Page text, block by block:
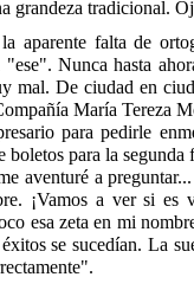
grandeza tradicional.
aparente falta de
Nunca hasta
mal. De ciudad en
María Tereza
para pedirle
para la
aventuré a
¡Vamos a ver si es
esa zeta en mi
se sucedían. La